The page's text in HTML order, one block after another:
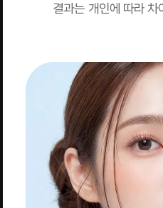
결과는 개인에 따라